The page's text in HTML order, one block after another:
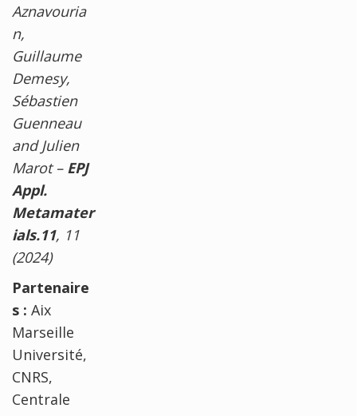
Aznavouria
n,
Guillaume
Demesy,
Sébastien
Guenneau
and Julien
Marot – EPJ
Appl.
Metamater
ials.11, 11
(2024)
Partenaire
s : Aix
Marseille
Université,
CNRS,
Centrale